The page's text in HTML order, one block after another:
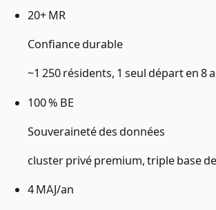
20+ MR
Confiance durable
~1 250 résidents, 1 seul départ en 8
100 % BE
Souveraineté des données
cluster privé premium, triple base
4 MAJ/an